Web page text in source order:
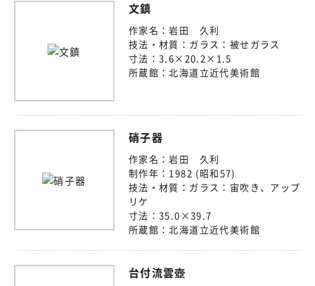
文鎮
作家名：岩田 久利
技法・材質： ガラス：被せガラス
寸法： 3.6×20.2×1.5
所蔵館：北海道立近代美術館
硝子器
作家名：岩田 久利
制作年： 1982 (昭和57)
技法・材質： ガラス：宙吹き、アップ
リケ
寸法： 35.0×39.7
所蔵館：北海道立近代美術館
台付流雲壺